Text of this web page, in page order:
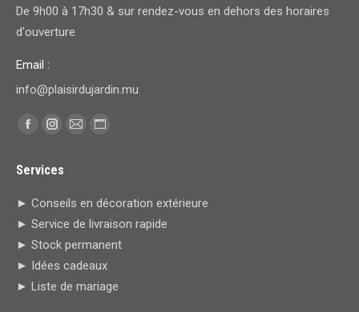
De 9h00 à 17h30 & sur rendez-vous en dehors des horaires
d'ouverture
Email :
info@plaisirdujardin.mu
Trouvez nous sur :
Facebook
opens
in
new
window
Instagram
opens
new
window
E-
opens
in
window
Site
opens
Services
► Conseils en décoration extérieure
► Service de livraison rapide
► Stock permanent
► Idées cadeaux
► Liste de mariage